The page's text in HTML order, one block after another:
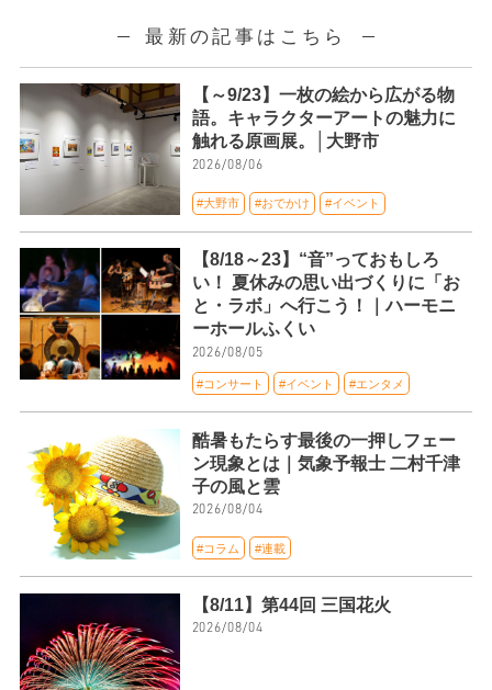
最新の記事はこちら
【～9/23】一枚の絵から広がる物
語。キャラクターアートの魅力に
触れる原画展。│大野市
2026/08/06
#大野市 #おでかけ #イベント
【8/18～23】“音”っておもしろ
い！ 夏休みの思い出づくりに「お
と・ラボ」へ行こう！｜ハーモニ
ーホールふくい
2026/08/05
#コンサート #イベント #エンタメ
酷暑もたらす最後の一押しフェー
ン現象とは｜気象予報士 二村千津
子の風と雲
2026/08/04
#コラム #連載
【8/11】第44回 三国花火
2026/08/04